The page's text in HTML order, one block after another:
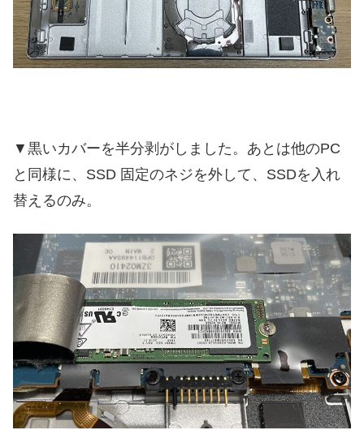
▼黒いカバーを半分剥がしました。あとは他のPC
と同様に、SSD 固定のネジを外して、SSDを入れ
替えるのみ。